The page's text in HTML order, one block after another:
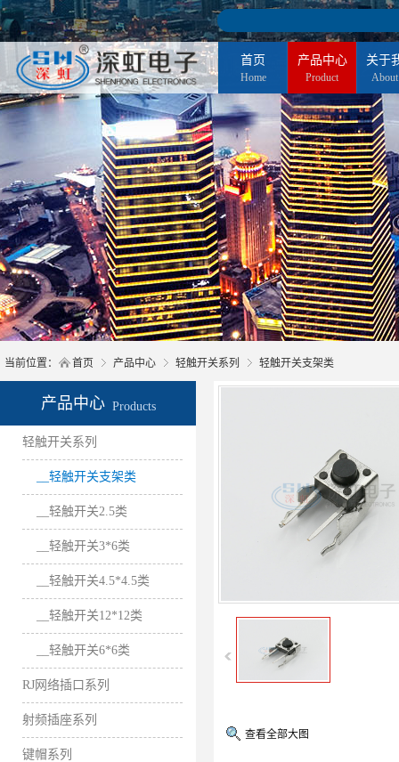
首页
Home
产品中心
Product
关于
当前位置： 首页 产品中心 轻触开关系列 轻触开关支架类
产品中心 Products
轻触开关系列
__轻触开关支架类
__轻触开关2.5类
__轻触开关3*6类
__轻触开关4.5*4.5类
__轻触开关12*12类
__轻触开关6*6类
RJ网络插口系列
射频插座系列
键帽系列
查看全部大图